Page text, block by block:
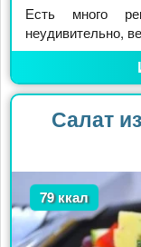
Есть много
неудивительно,
Салат
79 ккал